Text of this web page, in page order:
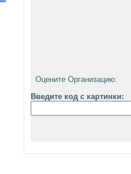
Оцените Организацию:
Введите код с картинки: